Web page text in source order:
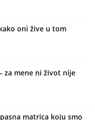
oni žive u tom
za mene ni život nije
matrica koju smo